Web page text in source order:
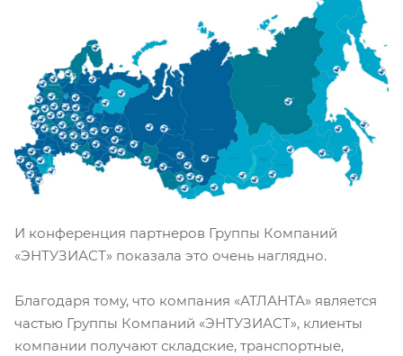
И конференция партнеров Группы Компаний
«ЭНТУЗИАСТ» показала это очень наглядно.
Благодаря тому, что компания «АТЛАНТА» является
частью Группы Компаний «ЭНТУЗИАСТ», клиенты
компании получают складские, транспортные,